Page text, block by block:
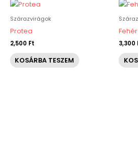
Szárazvirágok
Protea
2,500 Ft
KOSÁRBA TESZEM
3,300